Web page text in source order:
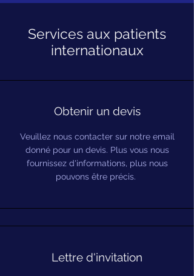
Services aux patients
internationaux
Obtenir un devis
Veuillez nous contacter sur notre email
donné pour un devis. Plus vous nous
fournissez d'informations, plus nous
pouvons être précis.
Lettre d'invitation